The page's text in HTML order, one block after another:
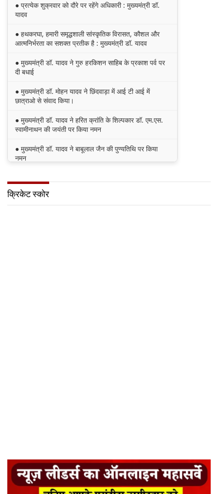
● प्रत्येक शुक्रवार को दौरे पर रहेंगे अधिकारी : मुख्यमंत्री डॉ.
यादव
● हथकरघा, हमारी समृद्धशाली सांस्कृतिक विरासत, कौशल और
आत्मनिर्भरता का सशक्त प्रतीक है : मुख्यमंत्री डॉ. यादव
● मुख्यमंत्री डॉ. यादव ने गुरु हरकिशन साहिब के प्रकाश पर्व पर
दी बधाई
● मुख्यमंत्री डॉ. मोहन यादव ने छिंदवाड़ा में आई टी आई में
छात्राओ से संवाद किया।
● मुख्यमंत्री डॉ. यादव ने हरित क्रांति के शिल्पकार डॉ. एम.एस.
स्वामीनाथन की जयंती पर किया नमन
● मुख्यमंत्री डॉ. यादव ने बाबूलाल जैन की पुण्यतिथि पर किया
नमन
पर की श्रद्धांजलि अर्पित
क्रिकेट स्कोर